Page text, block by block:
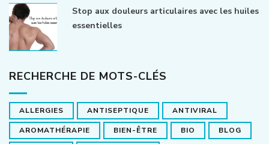
Stop aux douleurs articulaires avec les huiles
essentielles
RECHERCHE DE MOTS-CLÉS
ALLERGIES ANTISEPTIQUE ANTIVIRAL
AROMATHÉRAPIE BIEN-ÊTRE BIO BLOG